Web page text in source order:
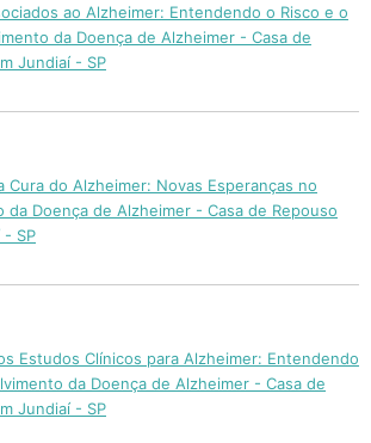
ao Alzheimer: Entendendo o Risco e o
da Doença de Alzheimer - Casa de
Jundiaí - SP
Cura do Alzheimer: Novas Esperanças no
da Doença de Alzheimer - Casa de Repouso
- SP
Estudos Clínicos para Alzheimer: Entendendo
da Doença de Alzheimer - Casa de
Jundiaí - SP